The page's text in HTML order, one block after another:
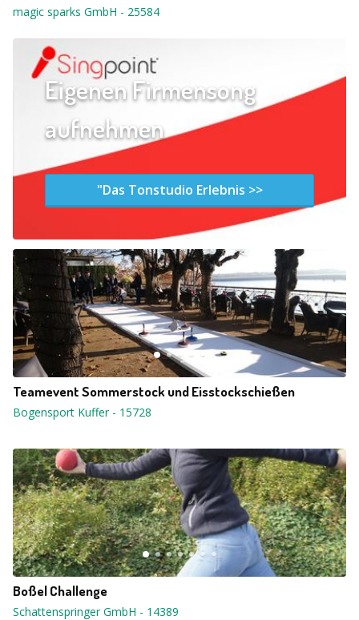
magic sparks GmbH - 25584
Eigenen Firmensong
aufnehmen
"Das Tonstudio Erlebnis >>
Teamevent Sommerstock und Eisstockschießen
Bogensport Kuffer- 15728
Boßel Challenge
Schattenspringer GmbH - 14389